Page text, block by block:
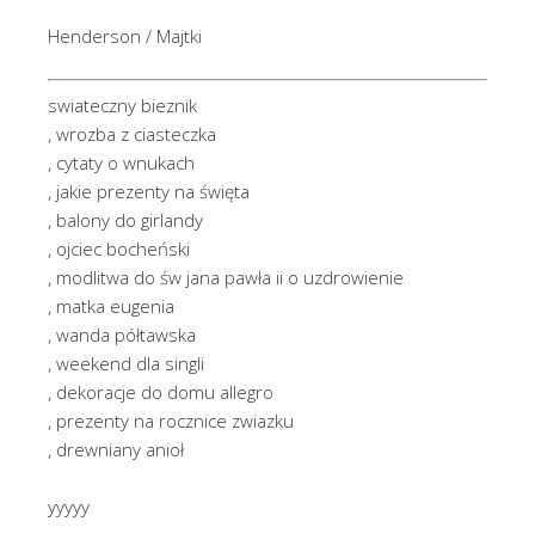
Henderson / Majtki
swiateczny bieznik
, wrozba z ciasteczka
, cytaty o wnukach
, jakie prezenty na święta
, balony do girlandy
, ojciec bocheński
, modlitwa do św jana pawła ii o uzdrowienie
, matka eugenia
, wanda półtawska
, weekend dla singli
, dekoracje do domu allegro
, prezenty na rocznice zwiazku
, drewniany anioł
yyyyy